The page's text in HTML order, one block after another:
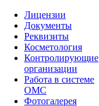
Лицензии
Документы
Реквизиты
Косметология
Контролирующие
организации
Работа в системе
ОМС
Фотогалерея